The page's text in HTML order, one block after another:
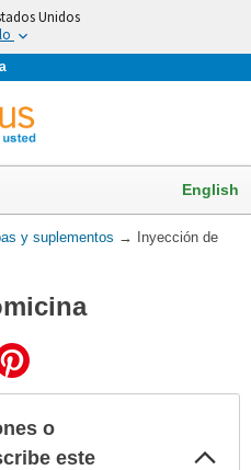
Unidos
English
y suplementos →
Inyección de
o
este